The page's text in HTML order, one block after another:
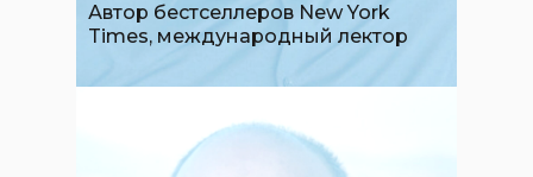
Автор бестселлеров New York
Times, международный лектор